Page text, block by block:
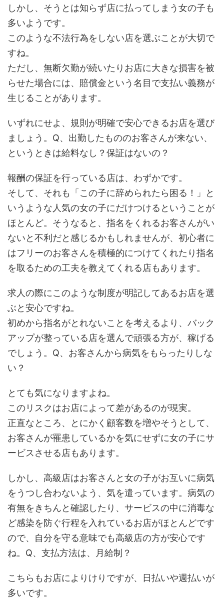
しかし、そうとは知らず店に払ってしまう女の子も
多いようです。
このような不法行為をしない店を選ぶことが大切で
すね。
ただし、無断欠勤が続いたりお店に大きな損害を被
らせた場合には、賠償金という名目で支払い義務が
生じることがあります。
いずれにせよ、規則が明確で安心できるお店を選び
ましょう。Q、出勤したもののお客さんが来ない、
というときは給料なし？保証はないの？
報酬の保証を行っている店は、わずかです。
そして、それも「この子に辞められたら困る！」と
いうような人気の女の子にだけつけるということが
ほとんど。そうなると、指名をくれるお客さんがい
ないと不利だと感じるかもしれませんが、初心者に
はフリーのお客さんを積極的につけてくれたり指名
を取るための工夫を教えてくれる店もあります。
求人の際にこのような制度が明記してあるお店を選
ぶと安心ですね。
初めから指名がとれないことを考えるより、バック
アップが整っている店を選んで頑張る方が、稼げる
でしょう。Q、お客さんから病気をもらったりしな
い？
とても気になりますよね。
このリスクはお店によって差があるのが現実。
正直なところ、とにかく顧客数を増やそうとして、
お客さんが罹患しているかを気にせずに女の子にサ
ービスさせる店もあります。
しかし、高級店はお客さんと女の子がお互いに病気
をうつし合わないよう、気を遣っています。病気の
有無をきちんと確認したり、サービスの中に消毒な
ど感染を防ぐ行程を入れているお店がほとんどです
ので、自分を守る意味でも高級店の方が安心です
ね。Q、支払方法は、月給制？
こちらもお店によりけりですが、日払いや週払いが
多いです。